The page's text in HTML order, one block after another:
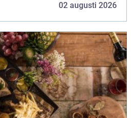
02 augusti 2026